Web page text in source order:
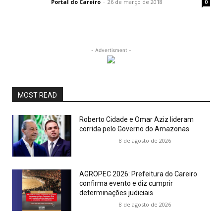
Portal do Careiro - 26 de março de 2018 0
- Advertisment -
MOST READ
Roberto Cidade e Omar Aziz lideram
corrida pelo Governo do Amazonas
8 de agosto de 2026
AGROPEC 2026: Prefeitura do Careiro
confirma evento e diz cumprir
determinações judiciais
8 de agosto de 2026